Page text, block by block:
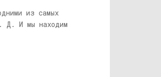
из самых
Д. И мы находим